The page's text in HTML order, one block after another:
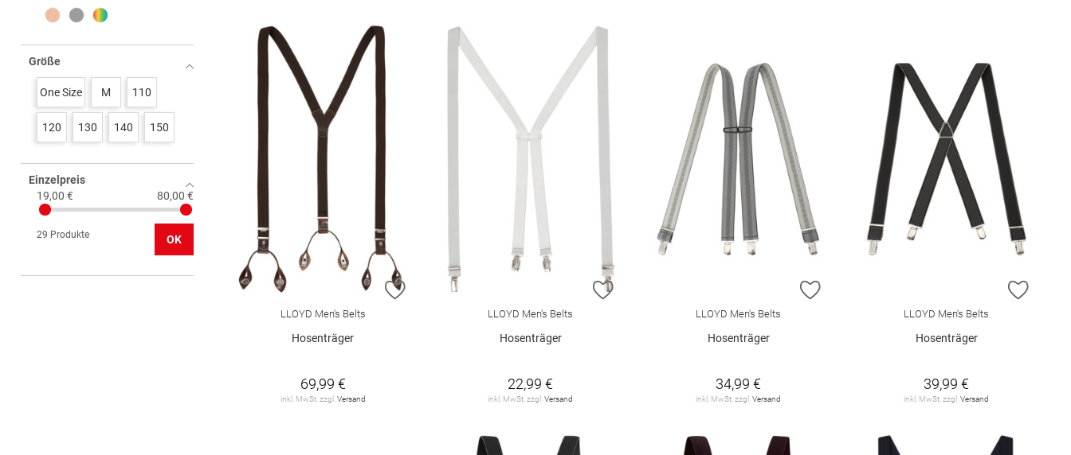
Größe
One Size M 110
120 130 140 150
Einzelpreis
19,00 €
80,00 €
29 Produkte OK
ZUR WUNSCHLISTE HINZUFÜGEN
LLOYD Men's Belts
Hosenträger
69,99 €
inkl. MwSt. zzgl. Versand
ZUR WUNSCHLISTE HINZUFÜGEN
LLOYD Men's Belts
Hosenträger
22,99 €
inkl. MwSt. zzgl.Versand
LLOYD Men's Belts
Hosenträger
34,99 €
inkl. MwSt. zzgl.Versand
ZUR
LLOYD Men's Belts
Hosenträger
39,99 €
inkl. MwSt. zzgl.Versand